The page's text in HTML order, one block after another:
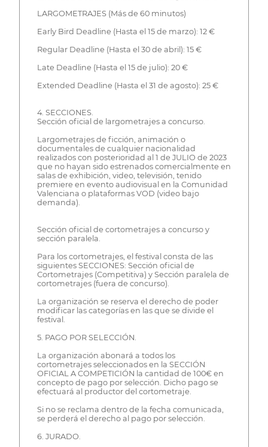
LARGOMETRAJES (Más de 60 minutos)
Early Bird Deadline (Hasta el 15 de marzo): 12 €
Regular Deadline (Hasta el 30 de abril): 15 €
Late Deadline (Hasta el 15 de julio): 20 €
Extended Deadline (Hasta el 31 de agosto): 25 €
4. SECCIONES.
Sección oficial de largometrajes a concurso.
Largometrajes de ficción, animación o
documentales de cualquier nacionalidad
realizados con posterioridad al 1 de JULIO de 2023
que no hayan sido estrenados comercialmente en
salas de exhibición, video, televisión, tenido
premiere en evento audiovisual en la Comunidad
Valenciana o plataformas VOD (video bajo
demanda).
Sección oficial de cortometrajes a concurso y
sección paralela.
Para los cortometrajes, el festival consta de las
siguientes SECCIONES: Sección oficial de
Cortometrajes (Competitiva) y Sección paralela de
cortometrajes (fuera de concurso).
La organización se reserva el derecho de poder
modificar las categorías en las que se divide el
festival.
5. PAGO POR SELECCIÓN.
La organización abonará a todos los
cortometrajes seleccionados en la SECCIÓN
OFICIAL A COMPETICIÓN la cantidad de 100€ en
concepto de pago por selección. Dicho pago se
efectuará al productor del cortometraje.
Si no se reclama dentro de la fecha comunicada,
se perderá el derecho al pago por selección.
6. JURADO.